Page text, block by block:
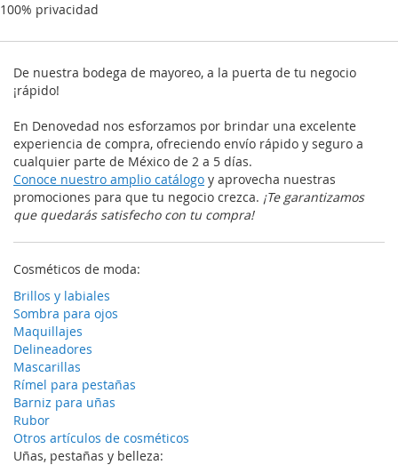
100% privacidad
De nuestra bodega de mayoreo, a la puerta de tu negocio
¡rápido!
En Denovedad nos esforzamos por brindar una excelente
experiencia de compra, ofreciendo envío rápido y seguro a
cualquier parte de México de 2 a 5 días.
Conoce nuestro amplio catálogo y aprovecha nuestras
promociones para que tu negocio crezca. ¡Te garantizamos
que quedarás satisfecho con tu compra!
Cosméticos de moda:
Brillos y labiales
Sombra para ojos
Maquillajes
Delineadores
Mascarillas
Rímel para pestañas
Barniz para uñas
Rubor
Otros artículos de cosméticos
Uñas, pestañas y belleza: